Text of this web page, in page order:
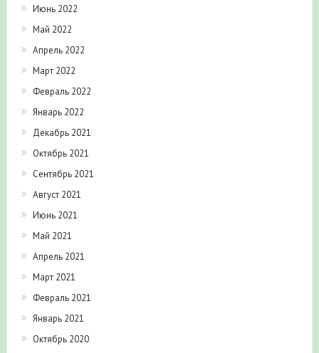
Июнь 2022
Май 2022
Апрель 2022
Март 2022
Февраль 2022
Январь 2022
Декабрь 2021
Октябрь 2021
Сентябрь 2021
Август 2021
Июнь 2021
Май 2021
Апрель 2021
Март 2021
Февраль 2021
Январь 2021
Октябрь 2020